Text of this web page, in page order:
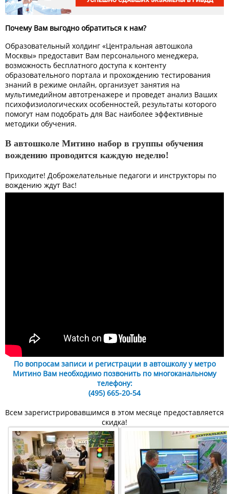
Почему Вам выгодно обратиться к нам?
Образовательный холдинг «Центральная автошкола
Москвы» предоставит Вам персонального менеджера,
возможность бесплатного доступа к контенту
образовательного портала и прохождению тестирования
знаний в режиме онлайн, организует занятия на
мультимедийном автотренажере и проведет анализ Ваших
психофизиологических особенностей, результаты которого
помогут нам подобрать для Вас наиболее эффективные
методики обучения.
В автошколе Митино набор в группы обучения
вождению проводится каждую неделю!
Приходите! Доброжелательные педагоги и инструкторы по
вождению ждут Вас!
По вопросам записи и регистрации в автошколу у метро
Митино Вам необходимо позвонить по многоканальному
телефону:
(495) 665-20-54
Всем зарегистрировавшимся в этом месяце предоставляется
скидка!